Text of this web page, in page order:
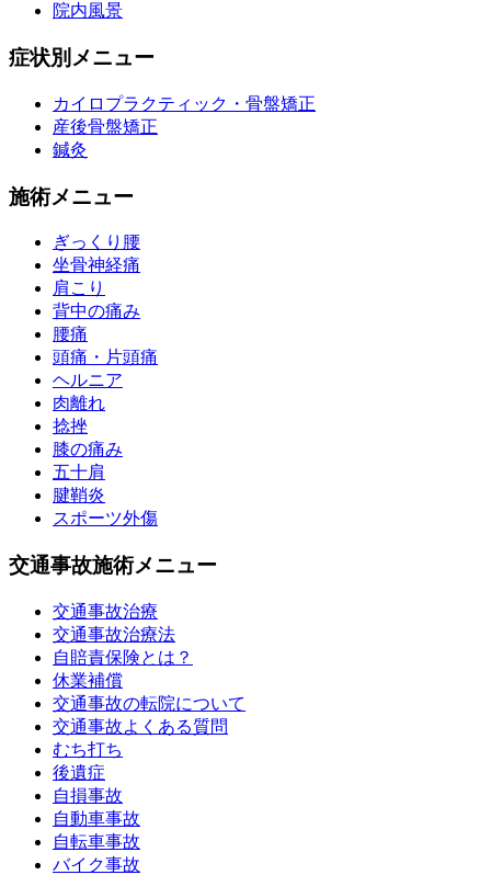
院内風景
症状別メニュー
カイロプラクティック・骨盤矯正
産後骨盤矯正
鍼灸
施術メニュー
ぎっくり腰
坐骨神経痛
肩こり
背中の痛み
腰痛
頭痛・片頭痛
ヘルニア
肉離れ
捻挫
膝の痛み
五十肩
腱鞘炎
スポーツ外傷
交通事故施術メニュー
交通事故治療
交通事故治療法
自賠責保険とは？
休業補償
交通事故の転院について
交通事故よくある質問
むち打ち
後遺症
自損事故
自動車事故
自転車事故
バイク事故